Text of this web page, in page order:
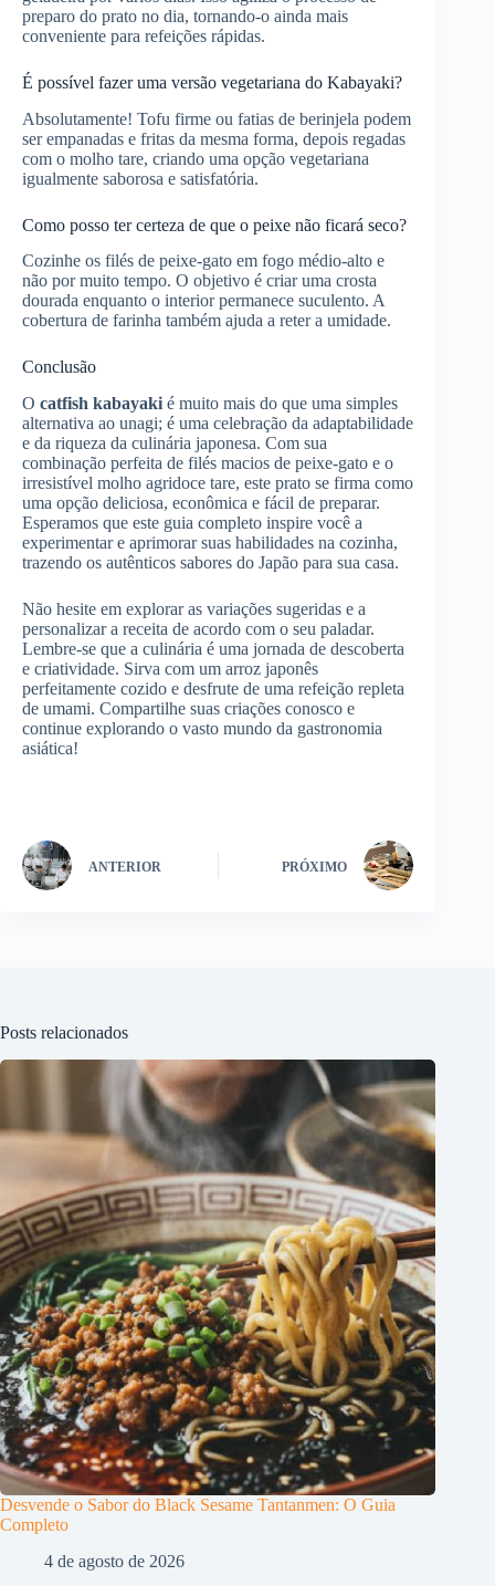
preparo do prato no dia, tornando-o ainda mais
conveniente para refeições rápidas.
É possível fazer uma versão vegetariana do Kabayaki?
Absolutamente! Tofu firme ou fatias de berinjela podem
ser empanadas e fritas da mesma forma, depois regadas
com o molho tare, criando uma opção vegetariana
igualmente saborosa e satisfatória.
Como posso ter certeza de que o peixe não ficará seco?
Cozinhe os filés de peixe-gato em fogo médio-alto e
não por muito tempo. O objetivo é criar uma crosta
dourada enquanto o interior permanece suculento. A
cobertura de farinha também ajuda a reter a umidade.
Conclusão
O catfish kabayaki é muito mais do que uma simples
alternativa ao unagi; é uma celebração da adaptabilidade
e da riqueza da culinária japonesa. Com sua
combinação perfeita de filés macios de peixe-gato e o
irresistível molho agridoce tare, este prato se firma como
uma opção deliciosa, econômica e fácil de preparar.
Esperamos que este guia completo inspire você a
experimentar e aprimorar suas habilidades na cozinha,
trazendo os autênticos sabores do Japão para sua casa.
Não hesite em explorar as variações sugeridas e a
personalizar a receita de acordo com o seu paladar.
Lembre-se que a culinária é uma jornada de descoberta
e criatividade. Sirva com um arroz japonês
perfeitamente cozido e desfrute de uma refeição repleta
de umami. Compartilhe suas criações conosco e
continue explorando o vasto mundo da gastronomia
asiática!
ANTERIOR PRÓXIMO
Posts relacionados
Desvende o Sabor do Black Sesame Tantanmen: O Guia
Completo
4 de agosto de 2026